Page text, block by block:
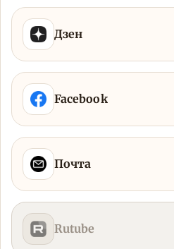
Дзен
Facebook
Почта
Rutube